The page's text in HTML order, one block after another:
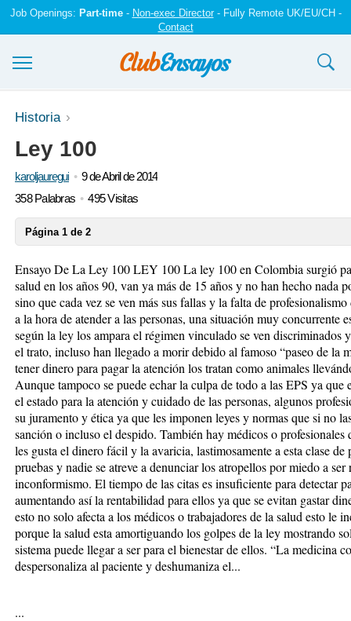
Job Openings: Part-time- Non-exec Director- Fully Remote UK/EU/CH -
Contact
Ensayos y trabajos
Registrarse
Iniciar sesión
Historia
Ley 100
karoljauregui
9 de Abril de 2014
358 Palabras
495 Visitas
Página 1 de 2
Ensayo De La Ley 100 LEY 100 La ley 100 en Colombia surgió
salud en los años 90, van ya más de 15 años y no han hecho nada
sino que cada vez se ven más sus fallas y la falta de
a la hora de atender a las personas, una situación muy concurrente
según la ley los ampara el régimen vinculado se ven discriminados
el trato, incluso han llegado a morir debido al famoso “paseo de la
tener dinero para pagar la atención los tratan como animales
Aunque tampoco se puede echar la culpa de todo a las EPS ya
el estado para la atención y cuidado de las personas, algunos
su juramento y ética ya que les imponen leyes y normas que si no
sanción o incluso el despido. También hay médicos o
les gusta el dinero fácil y la avaricia, lastimosamente a esta clase
pruebas y nadie se atreve a denunciar los atropellos por miedo a
inconformismo. El tiempo de las citas es insuficiente para detectar
aumentando así la rentabilidad para ellos ya que se evitan gastar
esto no solo afecta a los médicos o trabajadores de la salud esto le
porque la salud esta amortiguando los golpes de la ley mostrando
sistema puede llegar a ser para el bienestar de ellos. “La medicina
despersonaliza al paciente y deshumaniza el...
...